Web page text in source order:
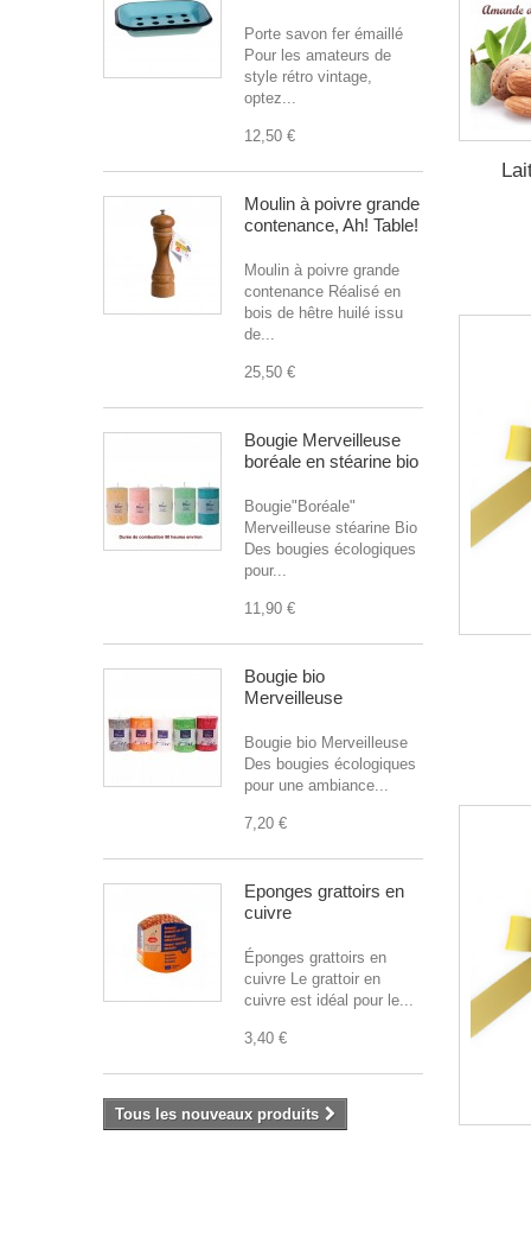
Porte savon fer émaillé
Pour les amateurs de
style rétro vintage,
optez...
12,50 €
Moulin à poivre grande
contenance, Ah! Table!
Moulin à poivre grande
contenance Réalisé en
bois de hêtre huilé issu
de...
25,50 €
Bougie Merveilleuse
boréale en stéarine bio
Bougie"Boréale"
Merveilleuse stéarine Bio
Des bougies écologiques
pour...
11,90 €
Bougie bio
Merveilleuse
Bougie bio Merveilleuse
Des bougies écologiques
pour une ambiance...
7,20 €
Éponges grattoirs en
cuivre
Éponges grattoirs en
cuivre Le grattoir en
cuivre est idéal pour le...
3,40 €
Tous les nouveaux produits